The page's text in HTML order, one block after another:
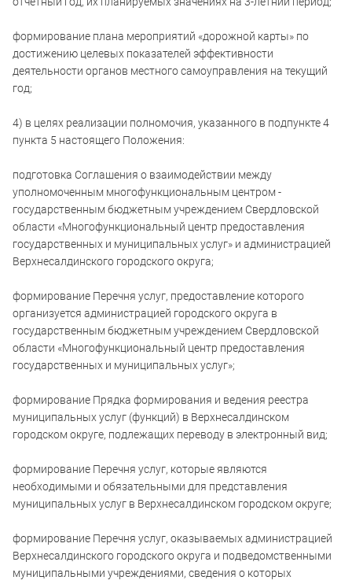
формирование плана мероприятий «дорожной карты» по
достижению целевых показателей эффективности
деятельности органов местного самоуправления на текущий
год;
4) в целях реализации полномочия, указанного в подпункте 4
пункта 5 настоящего Положения:
подготовка Соглашения о взаимодействии между
уполномоченным многофункциональным центром -
государственным бюджетным учреждением Свердловской
области «Многофункциональный центр предоставления
государственных и муниципальных услуг» и администрацией
Верхнесалдинского городского округа;
формирование Перечня услуг, предоставление которого
организуется администрацией городского округа в
государственным бюджетным учреждением Свердловской
области «Многофункциональный центр предоставления
государственных и муниципальных услуг»;
формирование Прядка формирования и ведения реестра
муниципальных услуг (функций) в Верхнесалдинском
городском округе, подлежащих переводу в электронный вид;
формирование Перечня услуг, которые являются
необходимыми и обязательными для представления
муниципальных услуг в Верхнесалдинском городском округе;
формирование Перечня услуг, оказываемых администрацией
Верхнесалдинского городского округа и подведомственными
муниципальными учреждениями, сведения о которых